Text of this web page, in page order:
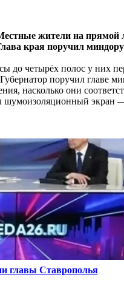
жители на прямой
края поручил
до четырёх полос у них
поручил главе
насколько они
шумоизоляционный экран
главы Ставрополья